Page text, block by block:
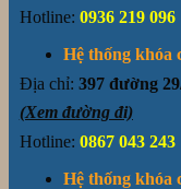
Hotline: 0936 219 096
Hệ thống khóa
Địa chỉ: 397 đường
(Xem đường đi)
Hotline: 0867 043 243
Hệ thống khóa